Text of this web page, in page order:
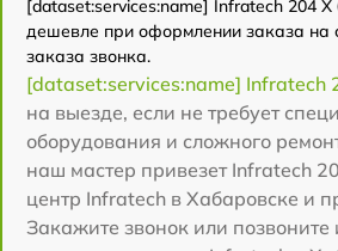
[dataset:services:name] Infratech 204 Х
дешевле при оформлении заказа на
заказа звонка.
[dataset:services:name] Infratech
на выезде, если не требует
оборудования и сложного
наш мастер привезет Infratech
центр Infratech в Хабаровске и
Закажите звонок или